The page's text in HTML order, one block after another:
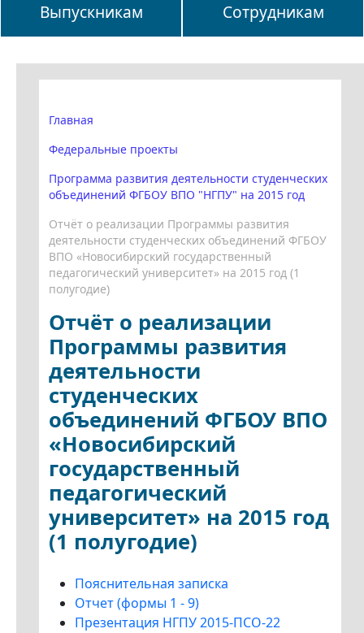
Выпускникам Сотрудникам
Главная
Федеральные проекты
Программа развития деятельности студенческих
объединений ФГБОУ ВПО "НГПУ" на 2015 год
Отчёт о реализации Программы развития
деятельности студенческих объединений ФГБОУ
ВПО «Новосибирский государственный
педагогический университет» на 2015 год (1
полугодие)
Отчёт о реализации
Программы развития
деятельности
студенческих
объединений ФГБОУ ВПО
«Новосибирский
государственный
педагогический
университет» на 2015 год
(1 полугодие)
Пояснительная записка
Отчет (формы 1 - 9)
Презентация НГПУ 2015-ПСО-22